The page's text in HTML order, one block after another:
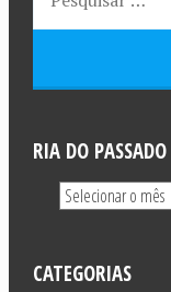
RIA DO PASSADO
CATEGORIAS